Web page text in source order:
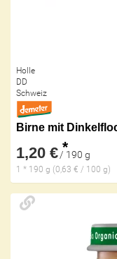
Holle
DD
Schweiz
Birne mit
1,20 € *
/ 190 g
1 * 190 g (0,63 € / 100 g)